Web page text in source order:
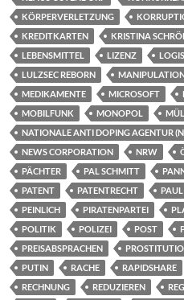
KÖRPERVERLETZUNG
KREDITKARTEN
KRISTINA
LEBENSMITTEL
LIZENZ
LULZSEC REBORN
MEDIKAMENTE
MICROSOFT
MOBILFUNK
MONOPOL
NATIONALE ANTI DOPING AGENTUR
NEWS CORPORATION
NRW
PÄCHTER
PAL SCHMITT
PATENT
PATENTRECHT
PEINLICH
PIRATENPARTEI
POLITIK
POLIZEI POST
PREISABSPRACHEN
PUTIN
RACHE RAPIDSHARE
RECHNUNG
REDUZIEREN